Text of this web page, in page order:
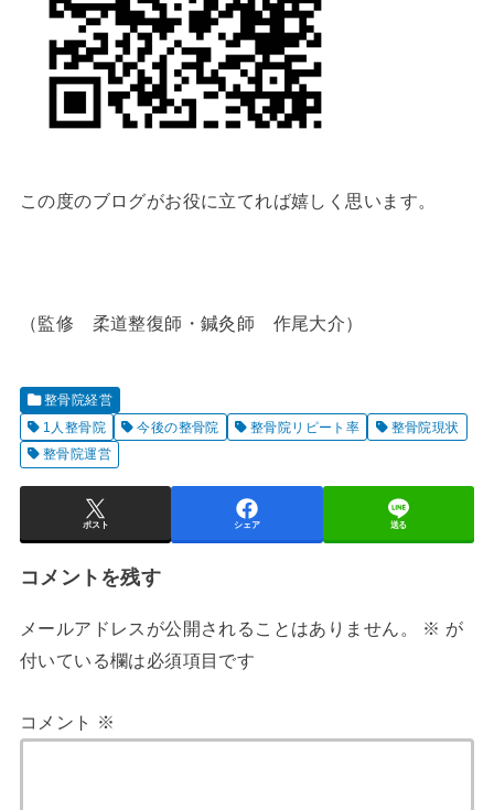
この度のブログがお役に立てれば嬉しく思います。
（監修 柔道整復師・鍼灸師 作尾大介）
整骨院経営
1人整骨院
今後の整骨院 整骨院リピート率
整骨院現状
整骨院運営
ポスト シェア 送る
コメントを残す
メールアドレスが公開されることはありません。 ※ が
付いている欄は必須項目です
コメント ※